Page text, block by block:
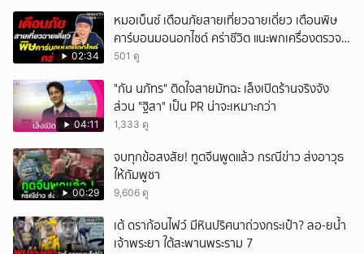
02:34
หมอเบ็นซ์ เตือนภัยสายเที่ยวฉายเดี่ยว เตือนพิษ
คาร์บอนมอนอกไซด์ คร่าชีวิต แนะพกเครื่องตรวจ
วัดติดตัว
501 ดู
04:11
"กัน นภัทร" ติดใจสายมัทฉะ เล็งเปิดร้านจริงจัง
ส่วน "ฐิสา" เป็น PR น่าจะเหมาะกว่า
1,333 ดู
00:29
จบทุกข้อสงสัย! ทูตจีนพูดแล้ว กรณีข่าว ส่งอาวุธ
ให้กัมพูชา
9,606 ดู
เต้ ดราก้อนไฟว์ มีหินปริศนาถ่วงกระเป๋า? ลอ-ยน้ำ
เจ้าพระยา ใต้สะพานพระราม 7